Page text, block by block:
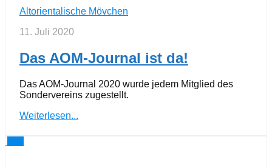
Altorientalische Mövchen
11. Juli 2020
Das AOM-Journal ist da!
Das AOM-Journal 2020 wurde jedem Mitglied des
Sondervereins zugestellt.
Weiterlesen...